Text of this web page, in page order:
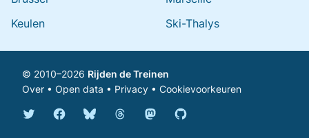
Keulen
Ski-Thalys
© 2010–2026 Rijden de Treinen
Over • Open data • Privacy • Cookievoorkeuren